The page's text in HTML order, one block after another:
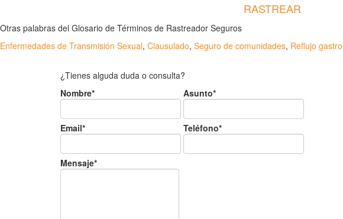
RASTREAR
Otras palabras del Glosario de Términos de Rastreador Seguros
Enfermedades de Transmisión Sexual, Clausulado, Seguro de comunidades, Reflujo
¿Tienes alguda duda o consulta?
Nombre*
Asunto*
Email* Teléfono*
Mensaje*